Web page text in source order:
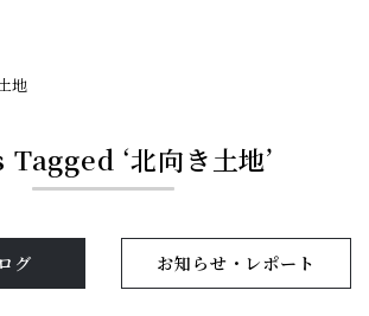
地
‘北向き土地’
グ お知らせ・レポート